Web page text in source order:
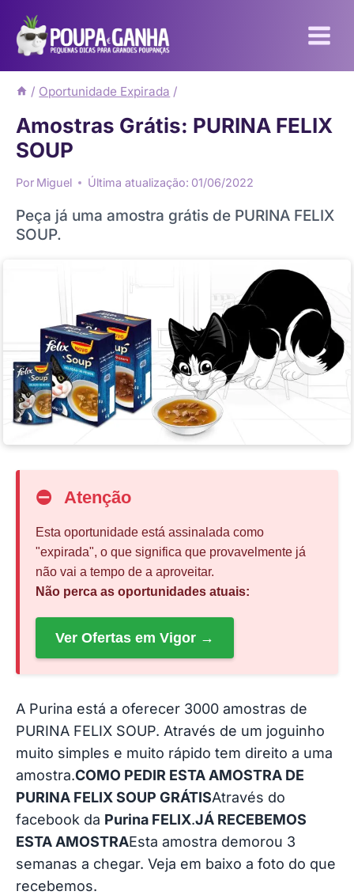
para
Conteúdo
/ Oportunidade Expirada /
Amostras Grátis: PURINA FELIX
SOUP
Por Miguel Última atualização: 01/06/2022
Peça já uma amostra grátis de PURINA FELIX
SOUP.
⛔ Atenção
Esta oportunidade está assinalada como
"expirada", o que significa que provavelmente já
não vai a tempo de a aproveitar.
Não perca as oportunidades atuais:
Ver Ofertas em Vigor →
A Purina está a oferecer 3000 amostras de
PURINA FELIX SOUP. Através de um joguinho
muito simples e muito rápido tem direito a uma
amostra.COMO PEDIR ESTA AMOSTRA DE
PURINA FELIX SOUP GRÁTISAtravés do
facebook da Purina FELIX.JÁ RECEBEMOS
ESTA AMOSTRAEsta amostra demorou 3
semanas a chegar. Veja em baixo a foto do que
recebemos.